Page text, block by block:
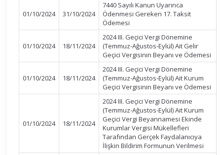
01/10/2024 31/10/2024
7440 Sayılı Kanun Uyarınca
Ödenmesi Gereken 17. Taksit
Ödemesi
01/10/2024 18/11/2024
2024 III. Geçici Vergi Dönemine
(Temmuz-Ağustos-Eylül) Ait Gelir
Geçici Vergisinin Beyanı ve Ödemesi
01/10/2024 18/11/2024
2024 III. Geçici Vergi Dönemine
(Temmuz-Ağustos-Eylül) Ait Kurum
Geçici Vergisinin Beyanı ve Ödemesi
01/10/2024 18/11/2024
2024 III. Geçici Vergi Dönemine
(Temmuz-Ağustos-Eylül) Ait Kurum
Geçici Vergi Beyannamesi Ekinde
Kurumlar Vergisi Mükellefleri
Tarafından Gerçek Faydalanıcıya
İlişkin Bildirim Formunun Verilmesi